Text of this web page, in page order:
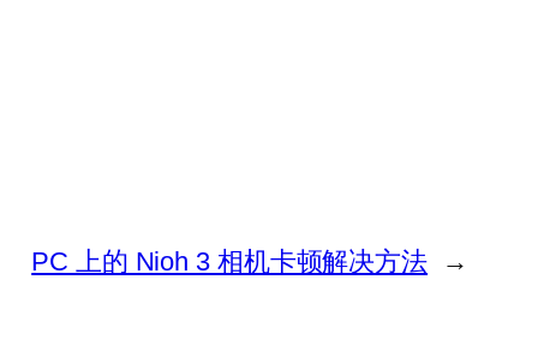
PC 上的 Nioh 3 相机卡顿解决方法 →